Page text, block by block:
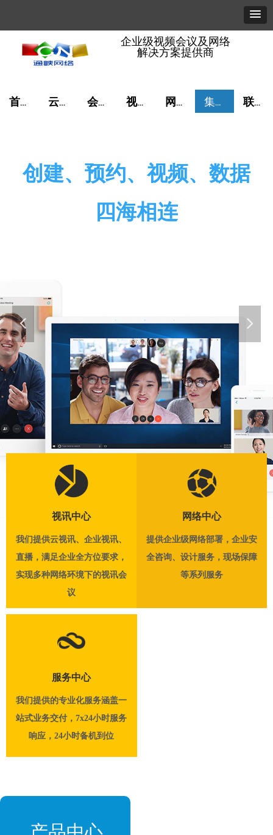
创建、预约、视频、数据
四海相连
넳 넲
服务中心
我们提供的专业化服务涵盖一
站式业务交付，7x24小时服务
响应，24小时备机到位
网络中心
提供企业级网络部署，企业安
全咨询、设计服务，现场保障
等系列服务
视讯中心
我们提供云视讯、企业视讯、
直播，满足企业全方位要求，
实现多种网络环境下的视讯会
议
企业级视频会议及网络
解决方案提供商
首页 云视讯 会议管理 视频音频 网络算力 集成服务 联系我们